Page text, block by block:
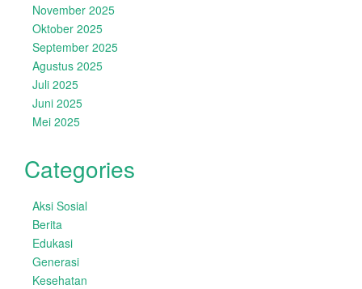
November 2025
Oktober 2025
September 2025
Agustus 2025
Juli 2025
Juni 2025
Mei 2025
Categories
Aksi Sosial
Berita
Edukasi
Generasi
Kesehatan